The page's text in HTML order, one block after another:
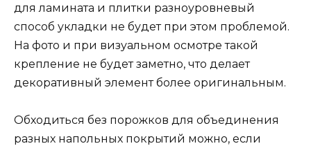
для ламината и плитки разноуровневый
способ укладки не будет при этом проблемой.
На фото и при визуальном осмотре такой
крепление не будет заметно, что делает
декоративный элемент более оригинальным.
Обходиться без порожков для объединения
разных напольных покрытий можно, если